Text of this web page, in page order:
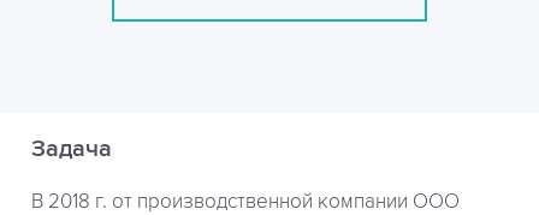
Задача
В 2018 г. от производственной компании ООО